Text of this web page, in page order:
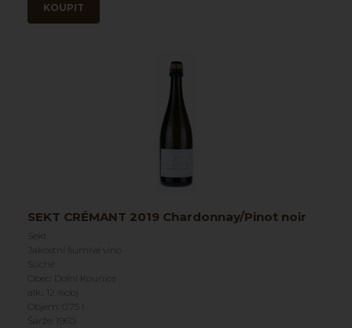
KOUPIT
SEKT CRÉMANT 2019 Chardonnay/Pinot noir
Sekt
Jakostní šumivé víno
Suché
Obec: Dolní Kounice
alk.: 12 %obj
Objem: 0.75 l
Šarže: 1960